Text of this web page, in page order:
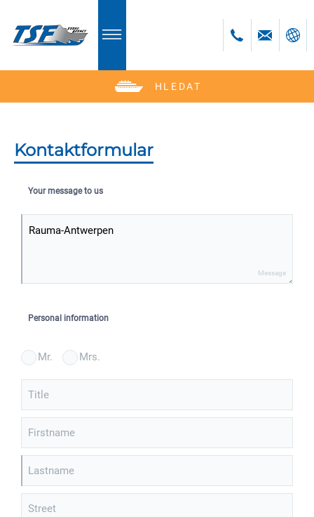
HLEDAT
Kontaktformular
Your message to us
Message
Personal information
Mr. Mrs.
Title
Firstname
Lastname
Street